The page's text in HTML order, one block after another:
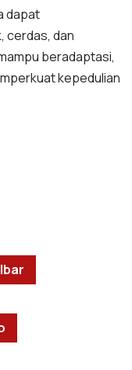
dapat
cerdas, dan
beradaptasi,
kepedulian